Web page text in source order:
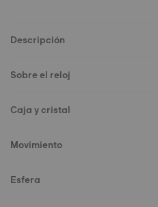
Descripción
Sobre el reloj
Caja y cristal
Movimiento
Esfera